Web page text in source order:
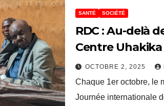
SANTÉ SOCIÉTÉ
RDC : Au-delà
Centre
réalité des
Nord-kivu
OCTOBRE 2, 2025
Chaque 1er octobre, le
Journée internationale